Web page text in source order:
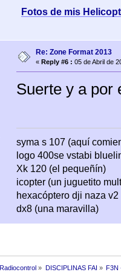
Fotos de mis
Re: Zone Format 2013
« Reply #6 : 05 de Abril de
Suerte y a por
syma s 107 (aquí
logo 400se vstabi
Xk 120 (el pequeñín)
icopter (un juguetito
hexacóptero dji naza
dx8 (una maravilla)
» DISCIPLINAS FAI » F3N